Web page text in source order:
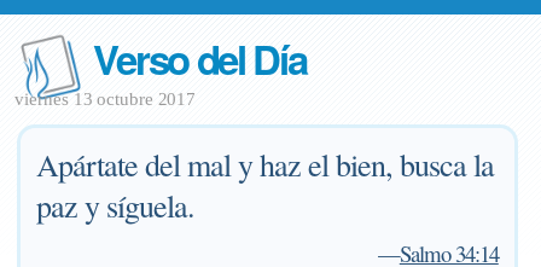
Verso del Día
viernes 13 octubre 2017
Apártate del mal y haz el bien, busca la
paz y síguela.
—Salmo 34:14